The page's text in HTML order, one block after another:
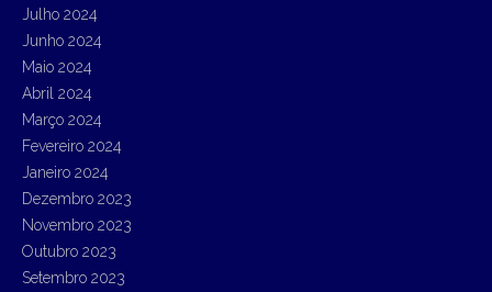
Julho 2024
Junho 2024
Maio 2024
Abril 2024
Março 2024
Fevereiro 2024
Janeiro 2024
Dezembro 2023
Novembro 2023
Outubro 2023
Setembro 2023